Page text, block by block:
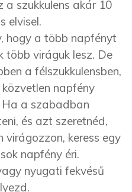
a szukkulens akár 10
elvisel.
hogy a több napfényt
több viráguk lesz. De
a félszukkulensben,
napfény
Ha a szabadban
és azt szeretnéd,
virágozzon, keress egy
napfény éri.
nyugati fekvésű